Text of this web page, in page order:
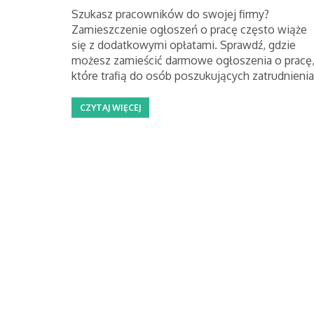
Szukasz pracowników do swojej firmy?
Zamieszczenie ogłoszeń o pracę często wiąże
się z dodatkowymi opłatami. Sprawdź, gdzie
możesz zamieścić darmowe ogłoszenia o pracę,
które trafią do osób poszukujących
CZYTAJ WIĘCEJ